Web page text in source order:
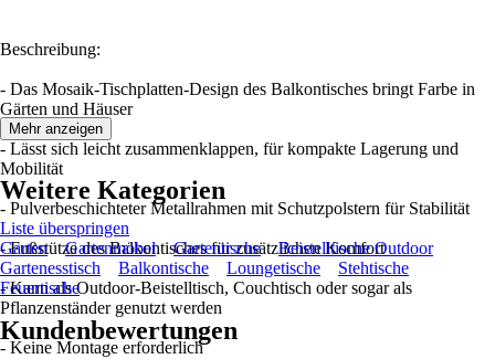
Beschreibung:
- Das Mosaik-Tischplatten-Design des Balkontisches bringt Farbe in
Gärten und Häuser
- Lässt sich leicht zusammenklappen, für kompakte Lagerung und
Mobilität
- Pulverbeschichteter Metallrahmen mit Schutzpolstern für Stabilität
- Fußstütze des Balkontisches für zusätzlichen Komfort
- Kann als Outdoor-Beistelltisch, Couchtisch oder sogar als
Pflanzenständer genutzt werden
- Keine Montage erforderlich
Mehr anzeigen
Weitere Kategorien
Liste überspringen
Garten
Gartenmöbel Gartentische
Beistelltische Outdoor
Gartenesstisch
Balkontische Loungetische
Stehtische
Feuertische
Kundenbewertungen